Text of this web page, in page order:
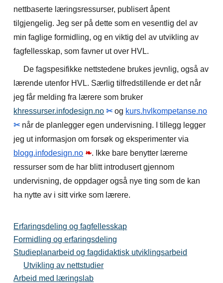
nettbaserte læringsressurser, publisert åpent
tilgjengelig. Jeg ser på dette som en vesentlig del av
min faglige formidling, og en viktig del av utvikling av
fagfellesskap, som favner ut over HVL.
De fagspesifikke nettstedene brukes jevnlig, også av
lærende utenfor HVL. Særlig tilfredstillende er det når
jeg får melding fra lærere som bruker
khressurser.infodesign.no ✂ og kurs.hvlkompetanse.no
✂ når de planlegger egen undervisning. I tillegg legger
jeg ut informasjon om forsøk og eksperimenter via
blogg.infodesign.no ❧. Ikke bare benytter lærerne
ressurser som de har blitt introdusert gjennom
undervisning, de oppdager også nye ting som de kan
ha nytte av i sitt virke som lærere.
Erfaringsdeling og fagfellesskap
Formidling og erfaringsdeling
Studieplanarbeid og fagdidaktisk utviklingsarbeid
Utvikling av nettstudier
Arbeid med læringslab